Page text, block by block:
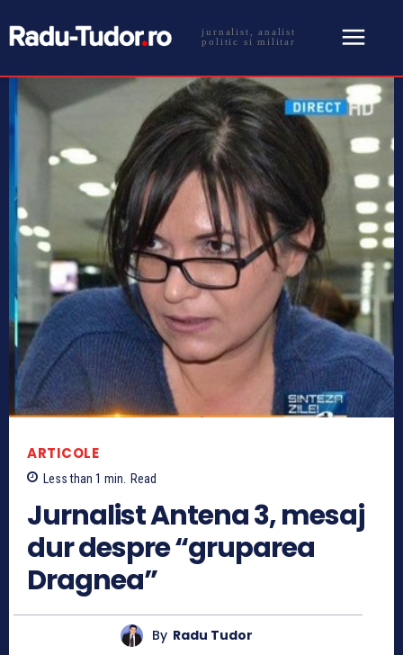
jurnalist, analist
politic si militar
ARTICOLE
Less than 1 min. Read
Jurnalist Antena 3, mesaj
dur despre “gruparea
Dragnea”
By Radu Tudor